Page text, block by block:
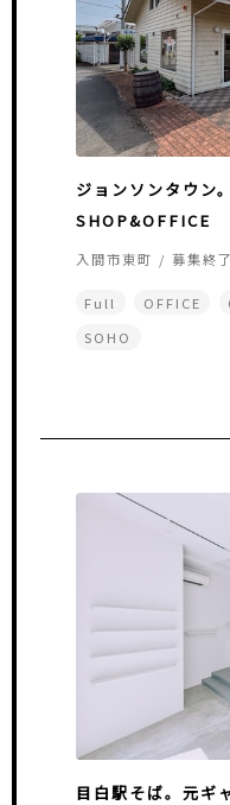
ジョンソンタウン
SHOP&OFFICE
入間市東町 / 募集終
Full OFFICE
SOHO
目白駅そば。元ギ